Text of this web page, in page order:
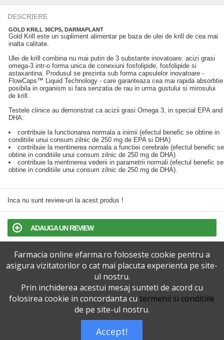
DESCRIERE
GOLD KRILL 30CPS, DARMAPLANT
Gold Krill este un supliment alimentar pe baza de ulei de krill de cea mai
inalta calitate.
Ulei de krill combina nu mai putin de 3 substante inovatoare: acizi grasi
omega-3 intr-o forma unica de conexiuni fosfolipide, fosfolipide si
astaxantina. Produsul se prezinta sub forma capsulelor inovatoare -
FlowCaps™ Liquid Technology - care garanteaza cea mai rapida absorbtie
posibila in organism si fara senzatia de rau in urma gustului si mirosului
de krill.
Testele clinice au demonstrat ca acizii grasi Omega 3, in special EPA and
DHA:
contribuie la functionarea normala a inimii (efectul benefic se obtine in
conditiile unui consum zilnic de 250 mg de EPA si DHA)
contribuie la mentinerea normala a functiei cerebrale (efectul benefic se
obtine in conditiile unui consum zilnic de 250 mg de DHA)
contribuie la mentinerea vederii in parametrii normali (efectul benefic se
obtine in conditiile unui consum zilnic de 250 mg de DHA).
Inca nu sunt review-uri la acest produs !
ADAUGA UN REVIEW
TERMENI SI CONDITII
POLITICA DE CONFIDENTIALITATE
VERSIUNEA DESKTOP
Farmacia online efarma.ro foloseste cookie pentru a
asigura vizitatorilor o cat mai placuta experienta pe site-
ul nostru.
Prin inchiderea acestui mesaj sunteti de acord cu
folosirea cookie in concordanta cu termenii si conditiile
de pe site-ul nostru.
Accept!